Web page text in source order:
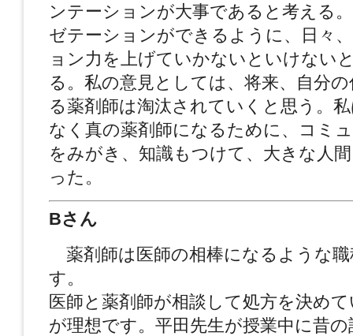
ンテーションが大事であると考える
ゼテーションができるように、日々
ョン力を上げていかないといけない
る。私の意見としては、将来、自分
る薬剤師は淘汰されていくと思う。
なく真の薬剤師になるために、コミ
をみがき、知識もつけて、大きな人
った。
Bさん
薬剤師は医師の相棒になるような
す。
医師と薬剤師が相談して処方を決め
が理想です。平田先生が授業中に昔